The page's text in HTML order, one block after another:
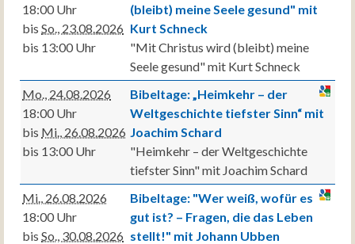
18:00 Uhr
bis So., 23.08.2026
bis 13:00 Uhr
(bleibt) meine Seele gesund" mit
Kurt Schneck
"Mit Christus wird (bleibt) meine
Seele gesund" mit Kurt Schneck
Mo., 24.08.2026
18:00 Uhr
bis Mi., 26.08.2026
bis 13:00 Uhr
Bibeltage: „Heimkehr – der
Weltgeschichte tiefster Sinn“ mit
Joachim Schard
"Heimkehr – der Weltgeschichte
tiefster Sinn" mit Joachim Schard
Mi., 26.08.2026
18:00 Uhr
bis So., 30.08.2026
Bibeltage: "Wer weiß, wofür es
gut ist? – Fragen, die das Leben
stellt!" mit Johann Ubben